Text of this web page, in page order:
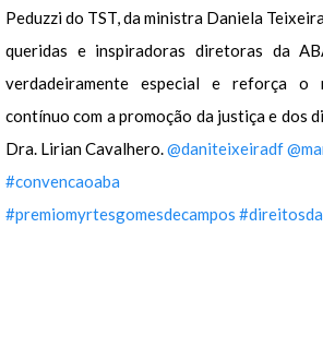
Peduzzi do TST, da ministra Daniela
queridas e inspiradoras diretoras da
verdadeiramente especial e reforça o
contínuo com a promoção da justiça e dos
Dra. Lirian Cavalhero.@daniteixeiradf
#convencaoaba
#premiomyrtesgomesdecampos